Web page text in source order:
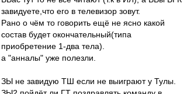
завидуете,что его в телевизор зовут.
Рано о чём то говорить ещё не ясно какой
состав будет окончательный(типа
приобретение 1-два тела).
а "анналы" уже полезли.
ЗЫ не завидую ТШ если не выиграют у Тулы.